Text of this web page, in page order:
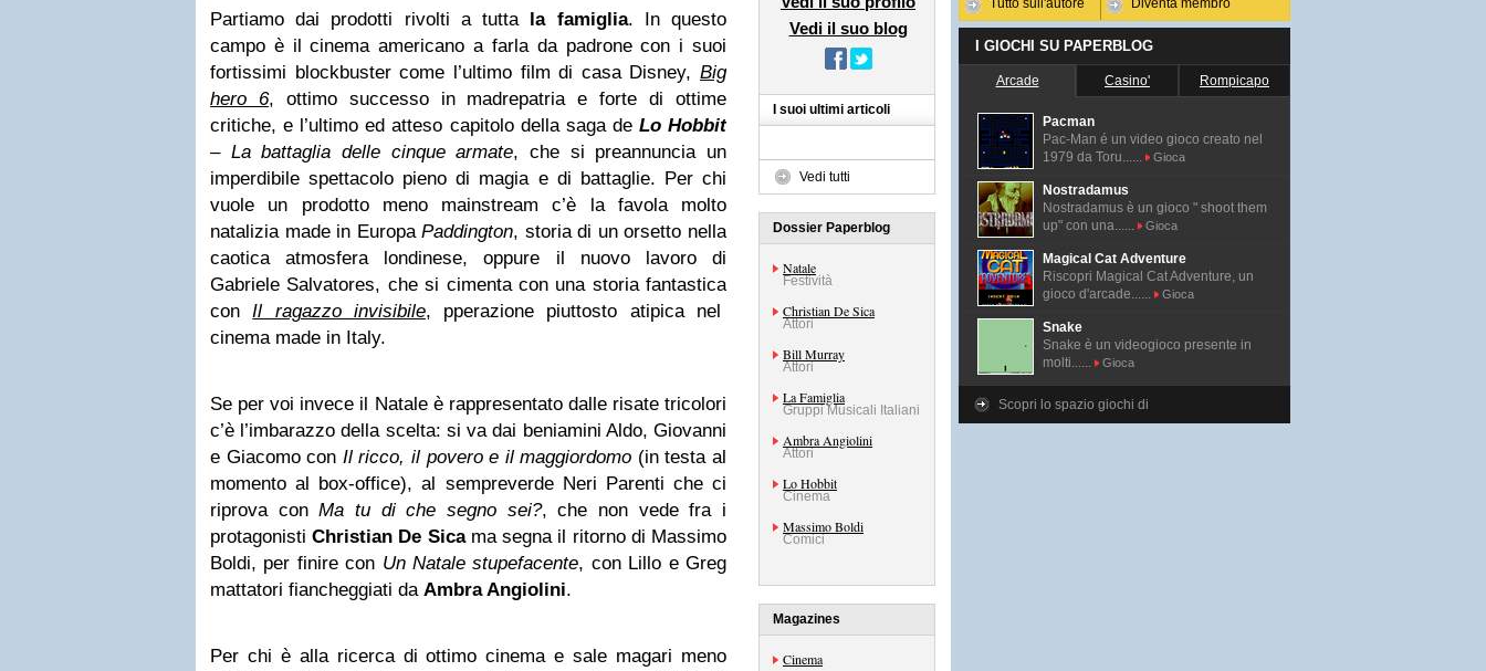
Partiamo dai prodotti rivolti a tutta la famiglia. In questo
campo è il cinema americano a farla da padrone con i suoi
fortissimi blockbuster come l’ultimo film di casa Disney, Big
hero 6, ottimo successo in madrepatria e forte di ottime
critiche, e l’ultimo ed atteso capitolo della saga de Lo Hobbit
– La battaglia delle cinque armate, che si preannuncia un
imperdibile spettacolo pieno di magia e di battaglie. Per chi
vuole un prodotto meno mainstream c’è la favola molto
natalizia made in EuropaPaddington, storia di un orsetto nella
caotica atmosfera londinese, oppure il nuovo lavoro di
Gabriele Salvatores, che si cimenta con una storia fantastica
conIl ragazzo invisibile, pperazione piuttosto atipica nel
cinema made in Italy.
Se per voi invece il Natale è rappresentato dalle risate tricolori
c’è l’imbarazzo della scelta: si va dai beniamini Aldo, Giovanni
e Giacomo con Il ricco, il povero e il maggiordomo (in testa al
momento al box-office), al sempreverde Neri Parenti che ci
riprova conMa tu di che segno sei?, che non vede fra i
protagonistiChristian De Sicama segna il ritorno di Massimo
Boldi, per finire con Un Natale stupefacente, con Lillo e Greg
mattatori fiancheggiati da Ambra Angiolini.
Per chi è alla ricerca di ottimo cinema e sale magari meno
Vedi il suo blog
I suoi ultimi articoli
Vedi tutti
Dossier Paperblog
Natale
Festività
Christian De Sica
Attori
Bill Murray
Attori
La Famiglia
Gruppi Musicali Italiani
Ambra Angiolini
Attori
Lo Hobbit
Cinema
Massimo Boldi
Comici
Magazines
Cinema
Tutto sull'autore Diventa membro
I GIOCHI SU PAPERBLOG
Arcade Casino' Rompicapo
Pacman
Pac-Man é un video gioco creato nel
1979 da Toru......
Gioca
Nostradamus
Nostradamus è un gioco " shoot them
up" con una......
Gioca
Magical Cat Adventure
Riscopri Magical Cat Adventure, un
gioco d'arcade......
Gioca
Snake
Snake è un videogioco presente in
molti......
Gioca
Scopri lo spazio giochi di